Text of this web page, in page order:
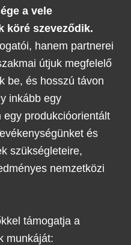
a vele
köré szeveződik.
hanem partnerei
útjuk megfelelő
be, és hosszú távon
inkább egy
produkcióorientált
és
szükségleteire,
nemzetközi
támogatja a
munkáját: